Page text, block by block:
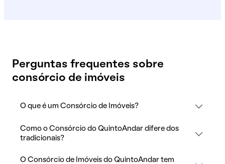
Perguntas frequentes sobre
consórcio de imóveis
O que é um Consórcio de Imóveis?
Como o Consórcio do QuintoAndar difere dos
tradicionais?
O Consórcio de Imóveis do QuintoAndar tem